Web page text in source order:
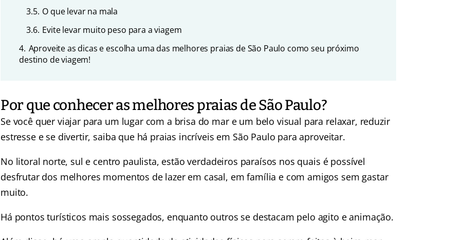
3.5. O que levar na mala
3.6. Evite levar muito peso para a viagem
4. Aproveite as dicas e escolha uma das melhores praias de São Paulo como seu próximo
destino de viagem!
Por que conhecer as melhores praias de São Paulo?
Se você quer viajar para um lugar com a brisa do mar e um belo visual para relaxar, reduzir
estresse e se divertir, saiba que há praias incríveis em São Paulo para aproveitar.
No litoral norte, sul e centro paulista, estão verdadeiros paraísos nos quais é possível
desfrutar dos melhores momentos de lazer em casal, em família e com amigos sem gastar
muito.
Há pontos turísticos mais sossegados, enquanto outros se destacam pelo agito e animação.